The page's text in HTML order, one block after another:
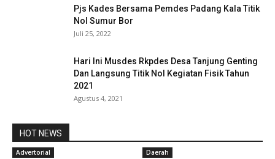
Pjs Kades Bersama Pemdes Padang Kala Titik
Nol Sumur Bor
Juli 25, 2022
Hari Ini Musdes Rkpdes Desa Tanjung Genting
Dan Langsung Titik Nol Kegiatan Fisik Tahun
2021
Agustus 4, 2021
HOT NEWS
Advertorial Daerah